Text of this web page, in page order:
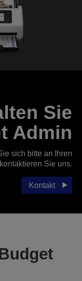
Sie
Admin
sich bitte an Ihren
Sie uns.
Kontakt